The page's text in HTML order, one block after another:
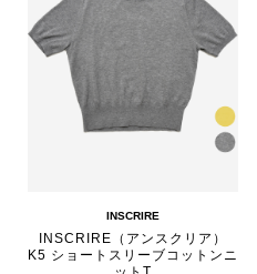
INSCRIRE
INSCRIRE（アンスクリア）
K5 ショートスリーブコットンニ